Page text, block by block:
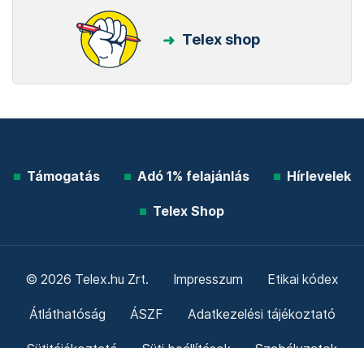
Telex shop
Támogatás Adó 1% felajánlás Hírlevelek
Telex Shop
© 2026 Telex.hu Zrt. Impresszum Etikai kódex
Átláthatóság ÁSZF Adatkezelési tájékoztató